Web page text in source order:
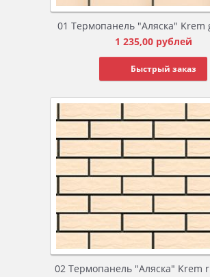
01 Термопанель "Аляска" Krem
1 235,00 рублей
Быстрый заказ
02 Термопанель "Аляска" Krem